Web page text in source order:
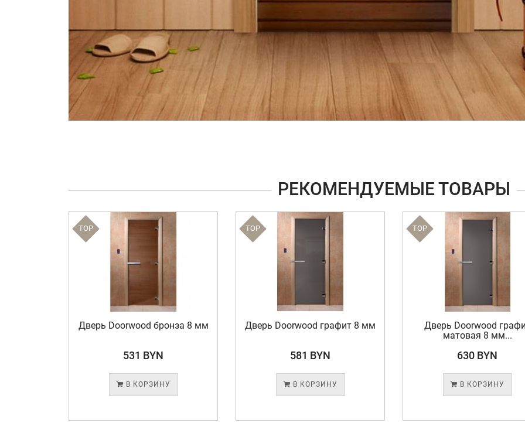
РЕКОМЕНДУЕМЫЕ ТОВАРЫ
TOP
Дверь Doorwood бронза 8 мм
531 BYN
В КОРЗИНУ
TOP
Дверь Doorwood графит 8 мм
581 BYN
В КОРЗИНУ
TOP
Дверь Doorwood
матовая 8 мм...
630 BYN
В КОРЗИНУ